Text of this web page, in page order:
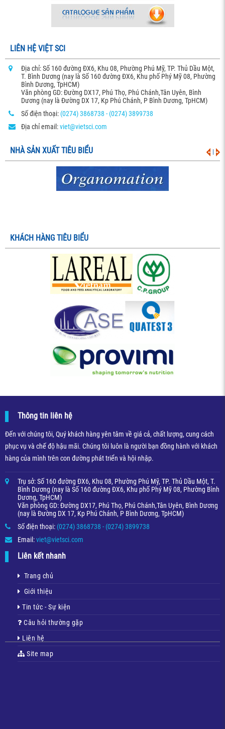
LIÊN HỆ VIỆT SCI
Địa chỉ: Số 160 đường ĐX6, Khu 08, Phường Phú Mỹ, TP. Thủ Dầu Một,
T. Bình Dương (nay là Số 160 đường ĐX6, Khu phố Phý Mỹ 08, Phường
Bình Dương, TpHCM)
Văn phòng GD: Đường DX17, Phú Thọ, Phú Chánh,Tân Uyên, Bình
Dương (nay là Đường DX 17, Kp Phú Chánh, P Bình Dương, TpHCM)
Số điện thoại: (0274) 3868738 - (0274) 3899738
Địa chỉ email:viet@vietsci.com
NHÀ SẢN XUẤT TIÊU BIỂU
KHÁCH HÀNG TIÊU BIỂU
Thông tin liên hệ
Đến với chúng tôi, Quý khách hàng yên tâm về giá cả, chất lượng, cung cách
phục vụ và chế độ hậu mãi. Chúng tôi luôn là người bạn đồng hành với khách
hàng của mình trên con đường phát triển và hội nhập.
Trụ sở: Số 160 đường ĐX6, Khu 08, Phường Phú Mỹ, TP. Thủ Dầu Một, T.
Bình Dương (nay là Số 160 đường ĐX6, Khu phố Phý Mỹ 08, Phường Bình
Dương, TpHCM)
Văn phòng GD: Đường DX17, Phú Thọ, Phú Chánh,Tân Uyên, Bình Dương
(nay là Đường DX 17, Kp Phú Chánh, P Bình Dương, TpHCM)
Số điện thoại: (0274) 3868738 - (0274) 3899738
Email:viet@vietsci.com
Liên kết nhanh
Trang chủ
Giới thiệu
Tin tức - Sự kiện
Câu hỏi thường gặp
Liên hệ
Site map